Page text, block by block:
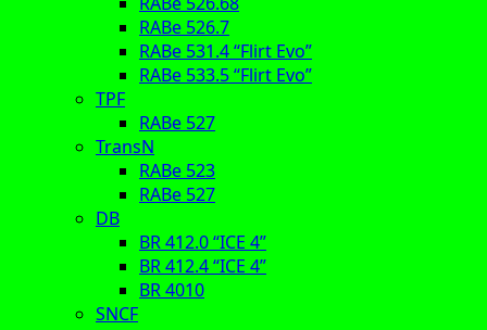
RABe 526.7
RABe 531.4 “Flirt Evo”
RABe 533.5 “Flirt Evo”
TPF
RABe 527
TransN
RABe 523
RABe 527
DB
BR 412.0 “ICE 4”
BR 412.4 “ICE 4”
BR 4010
SNCF